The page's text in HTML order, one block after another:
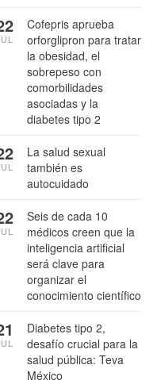
Cofepris aprueba
orforglipron para tratar
la obesidad, el
sobrepeso con
comorbilidades
asociadas y la
diabetes tipo 2
La salud sexual
también es
autocuidado
Seis de cada 10
médicos creen que la
inteligencia artificial
será clave para
organizar el
conocimiento científico
Diabetes tipo 2,
desafío crucial para la
salud pública: Teva
México